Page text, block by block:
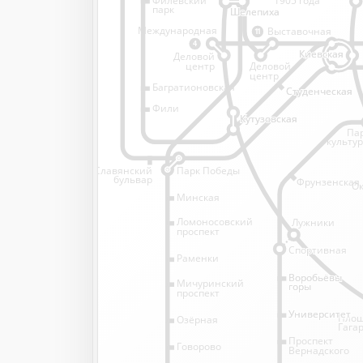
4
11
Лужники
Деловой
центр
Шелепиха
Шелепиха
Минская
Ломоносовский
проспект
Раменки
Парк Победы
парк
Багратионовская
Фили
Международная
Спортивная
Спортивная
Фрунзенская
Славянский
бульвар
Выставочная
Проспект
Вернадского
Деловой
центр
Киевская
Киевская
Студенческая
Студенческая
Кутузовская
Кутузовская
Воробьёвы
горы
Воробьёвы
горы
Университет
Университет
Говорово
Озёрная
Мичуринский
проспект